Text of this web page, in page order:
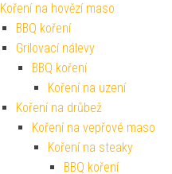
Koření na hovězí maso
BBQ koření
Grilovací nálevy
BBQ koření
Koření na uzení
Koření na drůbež
Koření na vepřové maso
Koření na steaky
BBQ koření